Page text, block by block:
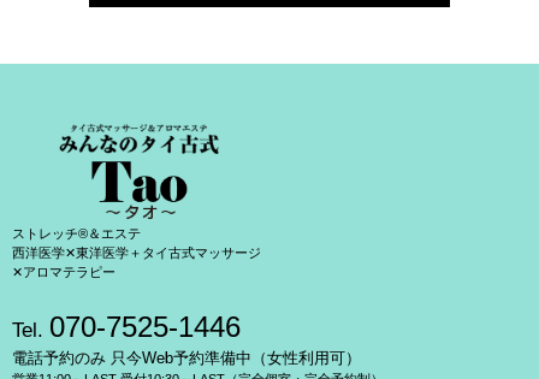
ストレッチ®＆エステ
西洋医学✕東洋医学＋タイ古式マッサージ
✕アロマテラピー
Tel. 070-7525-1446
電話予約のみ 只今Web予約準備中（女性利用可）